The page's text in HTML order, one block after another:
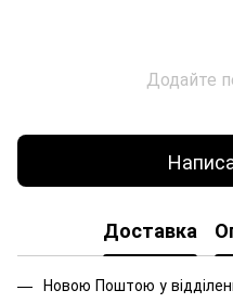
Додайте
Доставка
Новою Поштою у